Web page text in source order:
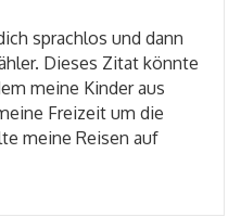
sprachlos und dann
Dieses Zitat könnte
meine Kinder aus
Freizeit um die
meine Reisen auf